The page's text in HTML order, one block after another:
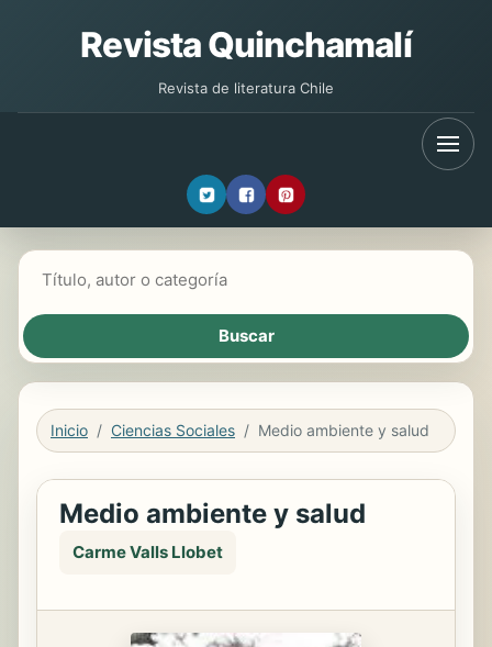
Revista Quinchamalí
Revista de literatura Chile
Inicio Ciencias Sociales Medio ambiente y salud
Medio ambiente y salud
Carme Valls Llobet